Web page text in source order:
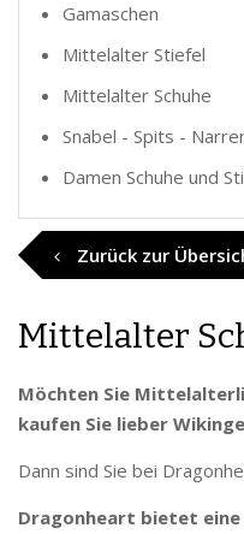
Gamaschen
Mittelalter Stiefel
Mittelalter Schuhe
Snabel - Spits -
Damen Schuhe und
Zurück zur
Mittelalter
Möchten Sie
kaufen Sie lieber
Dann sind Sie bei
Dragonheart bietet